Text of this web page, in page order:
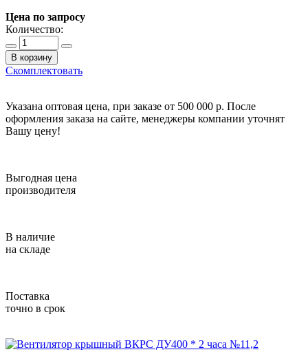
Цена по запросу
Количество:
В корзину
Скомплектовать
Указана оптовая цена, при заказе от 500 000 р. После
оформления заказа на сайте, менеджеры компании уточнят
Вашу цену!
Выгодная цена
производителя
В наличие
на складе
Поставка
точно в срок